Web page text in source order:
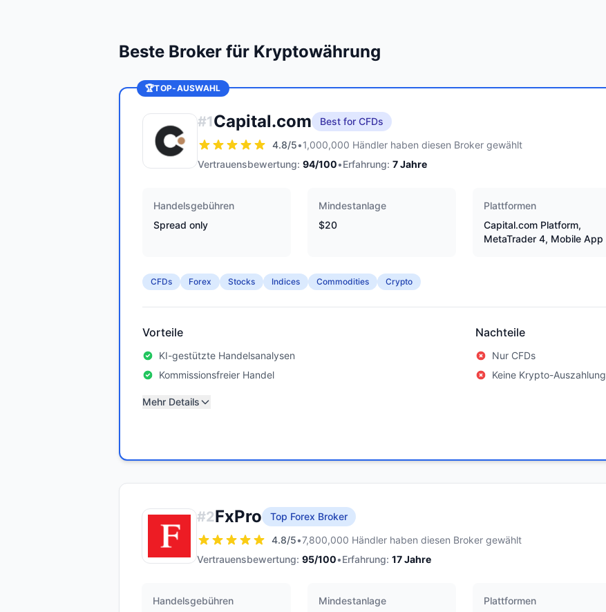
Beste Broker für Kryptowährung
🏆TOP-AUSWAHL
#1Capital.com
Best for CFDs
4.8/5•1,000,000 Händler haben diesen Broker gewählt
Vertrauensbewertung: 94/100•Erfahrung: 7Jahre
Handelsgebühren
Spread only
Mindestanlage
$20
Plattformen
Capital.com Platform,
MetaTrader 4, Mobile App
CFDs Forex Stocks Indices Commodities Crypto
Vorteile
KI-gestützte Handelsanalysen
Kommissionsfreier Handel
Nachteile
Nur CFDs
Keine Krypto-Auszahlung
Mehr Details
#2FxPro
Top Forex Broker
4.8/5•7,800,000 Händler haben diesen Broker gewählt
Vertrauensbewertung: 95/100•Erfahrung: 17Jahre
Handelsgebühren
Mindestanlage
Plattformen